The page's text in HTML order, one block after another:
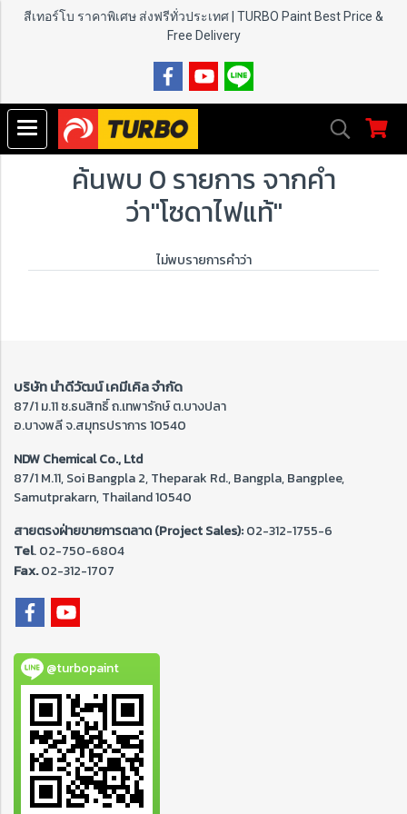
สีเทอร์โบ ราคาพิเศษ ส่งฟรีทั่วประเทศ | TURBO Paint Best Price &
Free Delivery
ค้นพบ 0 รายการ จากคำ
ว่า"โซดาไฟแท้"
ไม่พบรายการคำว่า
บริษัท นำดีวัฒน์ เคมีเคิล จำกัด
87/1 ม.11 ซ.ธนสิทธิ์ ถ.เทพารักษ์ ต.บางปลา
อ.บางพลี จ.สมุทรปราการ 10540
NDW Chemical Co., Ltd
87/1 M.11, Soi Bangpla 2, Theparak Rd., Bangpla, Bangplee,
Samutprakarn, Thailand 10540
สายตรงฝ่ายขายการตลาด (Project Sales):02-312-1755-6
Tel. 02-750-6804
Fax.02-312-1707
@turbopaint